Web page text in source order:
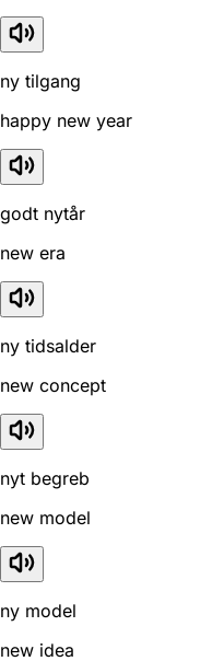
ny tilgang
happy new year
godt nytår
new era
ny tidsalder
new concept
nyt begreb
new model
ny model
new idea